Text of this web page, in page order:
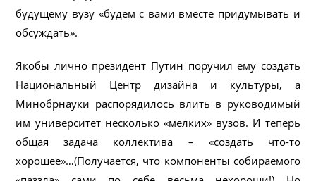
будущему вузу «будем с вами вместе придумывать и
обсуждать».
Якобы лично президент Путин поручил ему создать
Национальный Центр дизайна и культуры, а
Минобрнауки распорядилось влить в руководимый
им университет несколько «мелких» вузов. И теперь
общая задача коллектива – «создать что-то
хорошее»…(Получается, что компоненты собираемого